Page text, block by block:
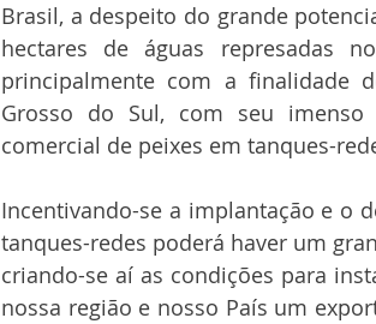
Brasil, a despeito do grande
hectares de águas represadas
principalmente com a finalidade
Grosso do Sul, com seu
comercial de peixes em tanques-
Incentivando-se a implantação e o
tanques-redes poderá haver um
criando-se aí as condições para
nossa região e nosso País um